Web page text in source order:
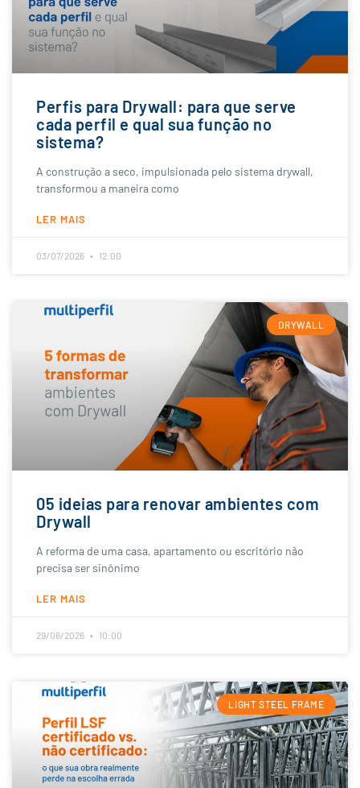
Perfis para Drywall: para que serve
cada perfil e qual sua função no
sistema?
A construção a seco, impulsionada pelo sistema drywall,
transformou a maneira como
LER MAIS
03/07/2026 12:00
DRYWALL
05 ideias para renovar ambientes com
Drywall
A reforma de uma casa, apartamento ou escritório não
precisa ser sinônimo
LER MAIS
29/06/2026 10:00
LIGHT STEEL FRAME